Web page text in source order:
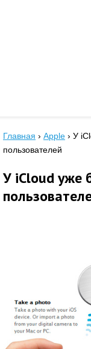
Главная › Apple › У
пользователей
У iCloud уже